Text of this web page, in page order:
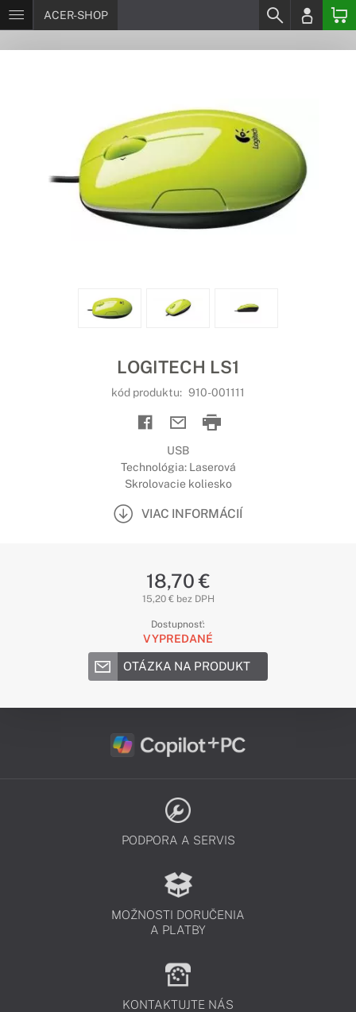
ACER-SHOP
LOGITECH LS1
kód produktu: 910-001111
USB
Technológia: Laserová
Skrolovacie koliesko
VIAC INFORMÁCIÍ
18,70 €
15,20 € bez DPH
Dostupnosť:
VYPREDANÉ
OTÁZKA NA PRODUKT
PODPORA A SERVIS
MOŽNOSTI DORUČENIA
A PLATBY
KONTAKTUJTE NÁS